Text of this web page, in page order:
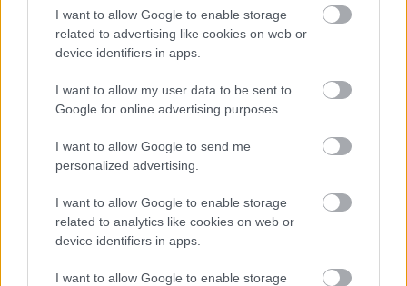
I want to allow Google to enable storage
related to advertising like cookies on web or
device identifiers in apps.
I want to allow my user data to be sent to
Google for online advertising purposes.
I want to allow Google to send me
personalized advertising.
I want to allow Google to enable storage
related to analytics like cookies on web or
device identifiers in apps.
I want to allow Google to enable storage
Aκολουθήστε μας
παντού…